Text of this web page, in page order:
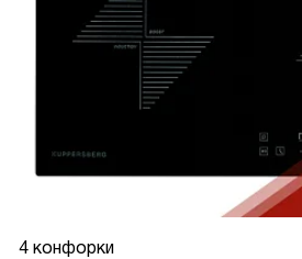
4 конфорки